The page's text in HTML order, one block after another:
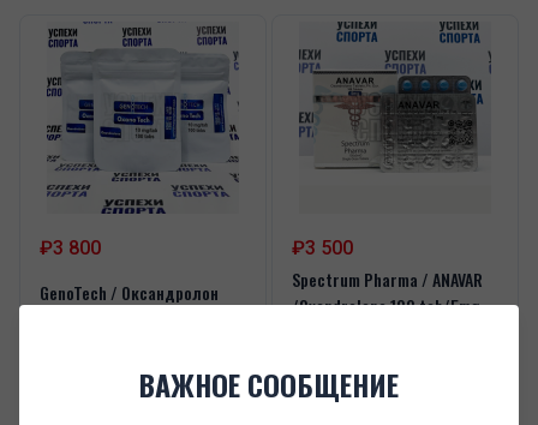
ВАЖНОЕ СООБЩЕНИЕ
₽3 800
GenoTech / Оксандролон
В корзину
₽3 500
Spectrum Pharma / ANAVAR
/Oxandrolone 100 tab/5mg
В корзину